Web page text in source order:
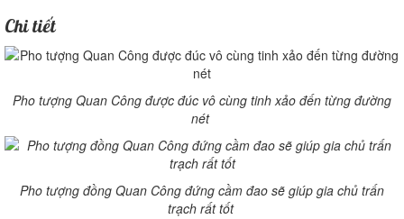
Chi tiết
Pho tượng Quan Công được đúc vô cùng tinh xảo đến từng đường
nét
Pho tượng đồng Quan Công đứng cầm đao sẽ giúp gia chủ trấn
trạch rất tốt